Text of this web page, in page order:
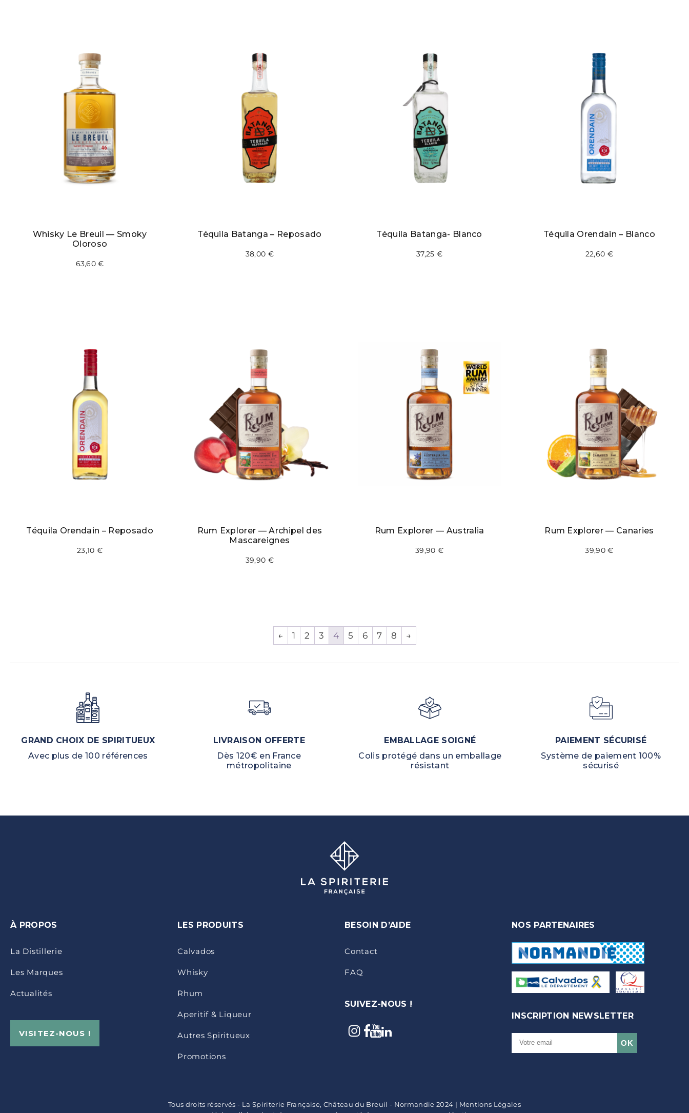
Whisky Le Breuil — Smoky
Oloroso
63,60€
Téquila Batanga – Reposado
38,00 €
Téquila Batanga- Blanco
37,25 €
Téquila Orendain – Blanco
22,60 €
Téquila Orendain – Reposado
23,10 €
Rum Explorer — Archipel des
Mascareignes
39,90 €
Rum Explorer — Australia
39,90 €
Rum Explorer — Canaries
39,90€
← 1 2 3 4 5 6 7 8 →
GRAND CHOIX DE SPIRITUEUX
Avec plus de 100 références
LIVRAISON OFFERTE
Dès 120€ en France
métropolitaine
EMBALLAGE SOIGNÉ
Colis protégé dans un emballage
résistant
PAIEMENT SÉCURISÉ
Système de paiement 100%
sécurisé
À PROPOS
La Distillerie
Les Marques
Actualités
VISITEZ-NOUS !
LES PRODUITS
Calvados
Whisky
Rhum
Aperitif & Liqueur
Autres Spiritueux
Promotions
BESOIN D’AIDE
Contact
FAQ
SUIVEZ-NOUS !
NOS PARTENAIRES
INSCRIPTION NEWSLETTER
Tous droits réservés - La Spiriterie Française, Château du Breuil - Normandie 2024 | Mentions Légales